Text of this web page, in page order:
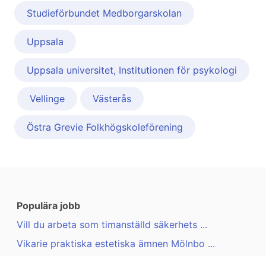
Studieförbundet Medborgarskolan
Uppsala
Uppsala universitet, Institutionen för psykologi
Vellinge Västerås
Östra Grevie Folkhögskoleförening
Populära jobb
Vill du arbeta som timanställd säkerhets ...
Vikarie praktiska estetiska ämnen Mölnbo ...